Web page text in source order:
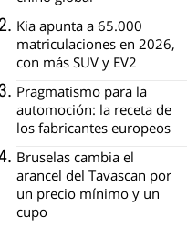
Kia apunta a 65.000
matriculaciones en 2026,
con más SUV y EV2
Pragmatismo para la
automoción: la receta de
los fabricantes europeos
Bruselas cambia el
arancel del Tavascan por
un precio mínimo y un
cupo